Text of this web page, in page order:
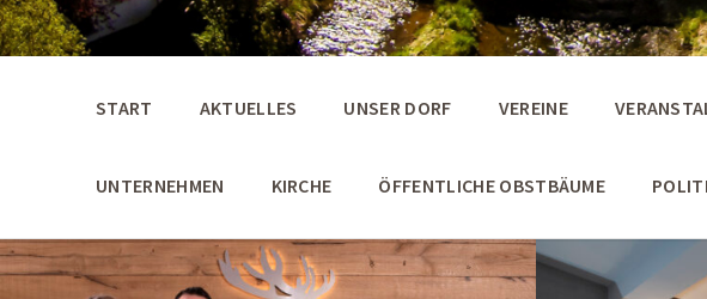
START AKTUELLES UNSER DORF VEREINE
UNTERNEHMEN KIRCHE ÖFFENTLICHE OBSTBÄUME